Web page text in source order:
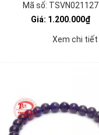
Mã số: TSVN021127
Giá: 1.200.000₫
Xem chi tiết